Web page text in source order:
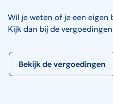
Wil je weten of je een
Kijk dan bij de
Bekijk de vergoedingen